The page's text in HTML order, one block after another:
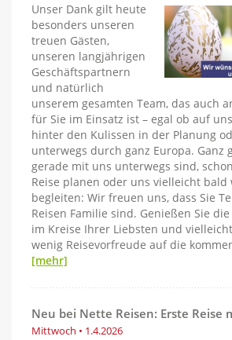
Unser Dank gilt heute
besonders unseren
treuen Gästen,
unseren langjährigen
Geschäftspartnern
und natürlich
unserem gesamten Team, das auch
für Sie im Einsatz ist – egal ob auf
hinter den Kulissen in der Planung
unterwegs durch ganz Europa. Ganz
gerade mit uns unterwegs sind,
Reise planen oder uns vielleicht bald
begleiten: Wir freuen uns, dass Sie
Reisen Familie sind. Genießen Sie
im Kreise Ihrer Liebsten und
wenig Reisevorfreude auf die
[mehr]
Neu bei Nette Reisen: Erste Reise
Mittwoch • 1.4.2026